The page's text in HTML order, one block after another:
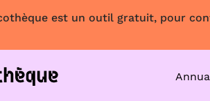
est un outil gratuit, pour